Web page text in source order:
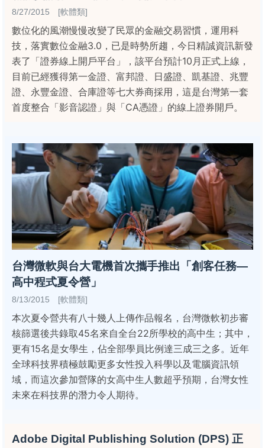
8/27/2015 [軟體類]
數位化的風潮慢慢改變了民眾的金融交易習慣，運用科
技，落實數位金融3.0，已是時勢所趨，今日精誠資訊新發
表了「證券線上開戶平台」，該平台預計10月正式上線，
目前已經獲得第一金證、富邦證、日盛證、凱基證、兆豐
證、永豐金證、合庫證等七大券商採用，這是台灣第一套
首度整合「影音認證」與「CA憑證」的線上證券開戶。
台灣微軟與台大電機首次攜手推出「創客任務—
高中程式夏令營」
8/13/2015 [軟體類]
本次夏令營共有八十幾人上傳作品報名，台灣微軟初步審
核篩選後共錄取45名來自全台22所學校的高中生；其中，
更有15名是女學生，佔全部學員比例達三成三之多。近年
全球科技界積極鼓勵更多女性投入科學以及電腦資訊領
域，而這次參加營隊的女高中生人數超乎預期，台灣女性
未來在科技界的潛力令人期待。
Adobe Digital Publishing Solution (DPS) 正